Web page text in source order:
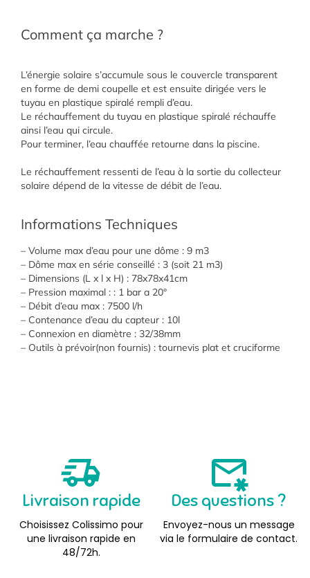
Comment ça marche ?
L’énergie solaire s’accumule sous le couvercle transparent
en forme de demi coupelle et est ensuite dirigée vers le
tuyau en plastique spiralé rempli d’eau.
Le réchauffement du tuyau en plastique spiralé réchauffe
ainsi l’eau qui circule.
Pour terminer, l’eau chauffée retourne dans la piscine.
Le réchauffement ressenti de l’eau à la sortie du collecteur
solaire dépend de la vitesse de débit de l’eau.
Informations Techniques
– Volume max d’eau pour une dôme : 9 m3
– Dôme max en série conseillé : 3 (soit 21 m3)
– Dimensions (L x l x H) : 78x78x41cm
– Pression maximal : : 1 bar a 20°
– Débit d’eau max : 7500 l/h
– Contenance d’eau du capteur : 10l
– Connexion en diamètre : 32/38mm
– Outils à prévoir(non fournis) : tournevis plat et cruciforme
Livraison rapide
Choisissez Colissimo pour
une livraison rapide en
48/72h.
Des questions ?
Envoyez-nous un message
via le formulaire de contact.